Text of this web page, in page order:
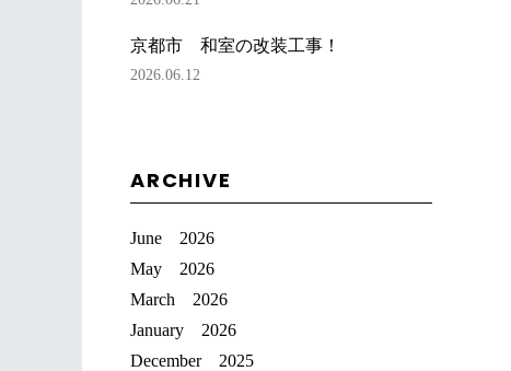
京都市 和室の改装工事！
2026.06.12
ARCHIVE
June 2026
May 2026
March 2026
January 2026
December 2025